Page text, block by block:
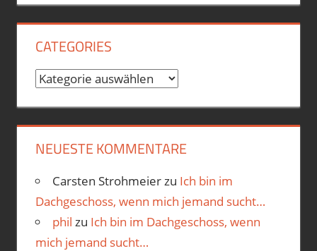
CATEGORIES
Categories
NEUESTE KOMMENTARE
Carsten Strohmeierzu Ich bin im
Dachgeschoss, wenn mich jemand sucht…
phil zu Ich bin im Dachgeschoss, wenn
mich jemand sucht…